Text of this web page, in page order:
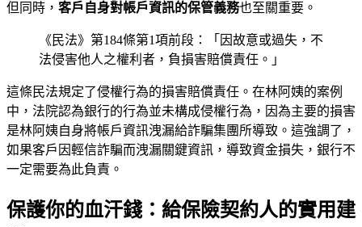
但同時， 客戶自身對帳戶資訊的保管義務也至關重要。
《民法》第184條第1項前段：「因故意或過失，不
法侵害他人之權利者，負損害賠償責任。」
這條民法規定了侵權行為的損害賠償責任。在林阿姨的案例
中，法院認為銀行的行為並未構成侵權行為，因為主要的損害
是林阿姨自身將帳戶資訊洩漏給詐騙集團所導致。這強調了，
如果客戶因輕信詐騙而洩漏關鍵資訊，導致資金損失，銀行不
一定需要為此負責。
保護你的血汗錢：給保險契約人的實用建